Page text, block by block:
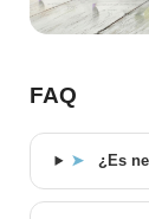
FAQ
➤ ¿Es